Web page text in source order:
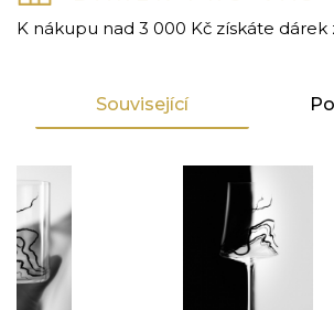
K nákupu nad 3 000 Kč získáte dárek
Související